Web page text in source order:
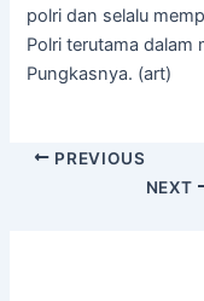
polri dan selalu
Polri terutama dalam
Pungkasnya. (art)
PREVIOUS
NEXT